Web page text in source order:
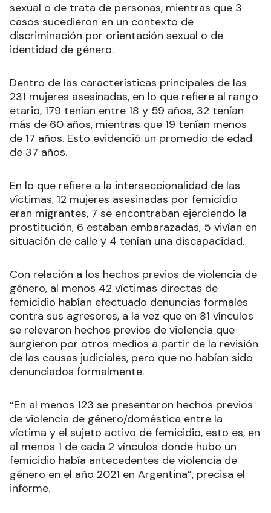
sexual o de trata de personas, mientras que 3
casos sucedieron en un contexto de
discriminación por orientación sexual o de
identidad de género.
Dentro de las características principales de las
231 mujeres asesinadas, en lo que refiere al rango
etario, 179 tenían entre 18 y 59 años, 32 tenían
más de 60 años, mientras que 19 tenían menos
de 17 años. Esto evidenció un promedio de edad
de 37 años.
En lo que refiere a la interseccionalidad de las
víctimas, 12 mujeres asesinadas por femicidio
eran migrantes, 7 se encontraban ejerciendo la
prostitución, 6 estaban embarazadas, 5 vivían en
situación de calle y 4 tenían una discapacidad.
Con relación a los hechos previos de violencia de
género, al menos 42 víctimas directas de
femicidio habían efectuado denuncias formales
contra sus agresores, a la vez que en 81 vínculos
se relevaron hechos previos de violencia que
surgieron por otros medios a partir de la revisión
de las causas judiciales, pero que no habían sido
denunciados formalmente.
“En al menos 123 se presentaron hechos previos
de violencia de género/doméstica entre la
víctima y el sujeto activo de femicidio, esto es, en
al menos 1 de cada 2 vínculos donde hubo un
femicidio había antecedentes de violencia de
género en el año 2021 en Argentina”, precisa el
informe.